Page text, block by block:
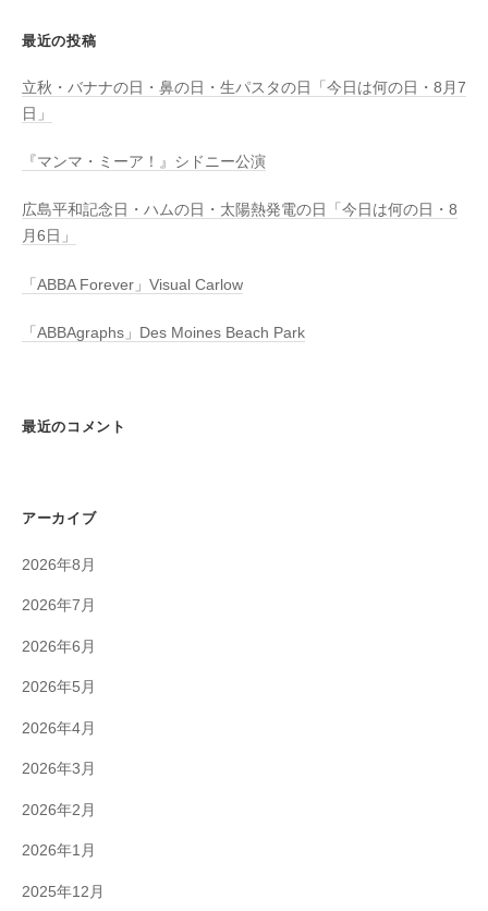
最近の投稿
立秋・バナナの日・鼻の日・生パスタの日「今日は何の日・8月7
日」
『マンマ・ミーア！』シドニー公演
広島平和記念日・ハムの日・太陽熱発電の日「今日は何の日・8
月6日」
「ABBA Forever」Visual Carlow
「ABBAgraphs」Des Moines Beach Park
最近のコメント
アーカイブ
2026年8月
2026年7月
2026年6月
2026年5月
2026年4月
2026年3月
2026年2月
2026年1月
2025年12月